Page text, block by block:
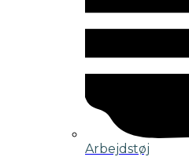
Arbejdstøj